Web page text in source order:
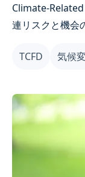
Climate-
連リスクと機会
な状況にある
TCFD 気候